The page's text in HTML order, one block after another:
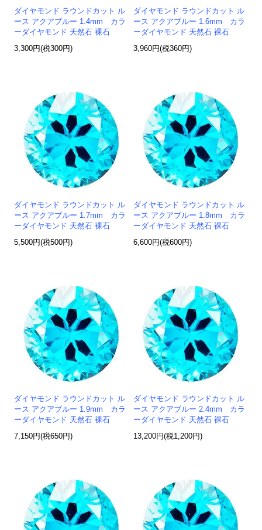
ダイヤモンド ラウンドカット ル
ース アクアブルー 1.4mm カラ
ーダイヤモンド 天然石 裸石
3,300円(税300円)
ダイヤモンド ラウンドカット ル
ース アクアブルー 1.6mm カラ
ーダイヤモンド 天然石 裸石
3,960円(税360円)
ダイヤモンド ラウンドカット ル
ース アクアブルー 1.7mm カラ
ーダイヤモンド 天然石 裸石
5,500円(税500円)
ダイヤモンド ラウンドカット ル
ース アクアブルー 1.8mm カラ
ーダイヤモンド 天然石 裸石
6,600円(税600円)
ダイヤモンド ラウンドカット ル
ース アクアブルー 1.9mm カラ
ーダイヤモンド 天然石 裸石
7,150円(税650円)
ダイヤモンド ラウンドカット ル
ース アクアブルー 2.4mm カラ
ーダイヤモンド 天然石 裸石
13,200円(税1,200円)